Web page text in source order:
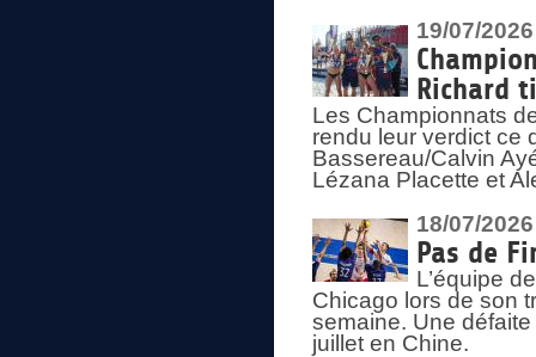
19/07/2026
Richard
Les Championnats
rendu leur verdict ce
Bassereau/Calvin
Lézana Placette et
18/07/2026
Pas de
L’équipe
Chicago lors de son
semaine. Une
juillet en Chine.